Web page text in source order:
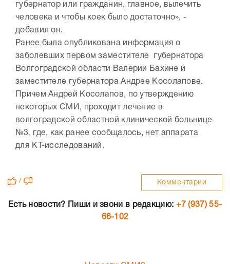
губернатор или гражданин, главное, вылечить
человека и чтобы коек было достаточно», -
добавил он.
Ранее была опубликована информация о
заболевших первом заместителе губернатора
Волгоградской области Валерии Бахине и
заместителе губернатора Андрее Косолапове.
Причем Андрей Косолапов, по утверждению
некоторых СМИ, проходит лечение в
волгоградской областной клинической больнице
№3, где, как ранее сообщалось, нет аппарата
для КТ-исследований.
/ Комментарии
Есть новости? Пиши и звони в редакцию: +7 (937) 55-
66-102